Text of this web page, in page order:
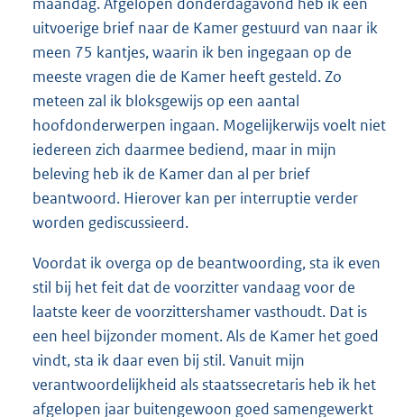
uitvoerige brief naar de Kamer gestuurd van naar ik
meen 75 kantjes, waarin ik ben ingegaan op de
meeste vragen die de Kamer heeft gesteld. Zo
meteen zal ik bloksgewijs op een aantal
hoofdonderwerpen ingaan. Mogelijkerwijs voelt niet
iedereen zich daarmee bediend, maar in mijn
beleving heb ik de Kamer dan al per brief
beantwoord. Hierover kan per interruptie verder
worden gediscussieerd.
Voordat ik overga op de beantwoording, sta ik even
stil bij het feit dat de voorzitter vandaag voor de
laatste keer de voorzittershamer vasthoudt. Dat is
een heel bijzonder moment. Als de Kamer het goed
vindt, sta ik daar even bij stil. Vanuit mijn
verantwoordelijkheid als staatssecretaris heb ik het
afgelopen jaar buitengewoon goed samengewerkt